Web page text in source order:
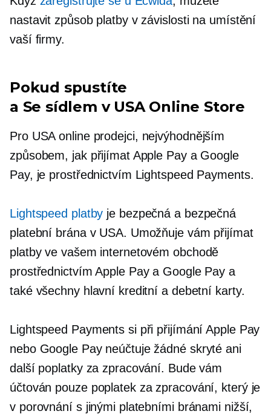
nastavit způsob platby v závislosti na umístění
vaší firmy.
Pokud spustíte
a Se sídlem v USAOnline Store
Pro USAonline prodejci, nejvýhodnějším
způsobem, jak přijímat Apple Pay a Google
Pay, je prostřednictvím Lightspeed Payments.
Lightspeed platby je bezpečná a bezpečná
platební brána v USA. Umožňuje vám přijímat
platby ve vašem internetovém obchodě
prostřednictvím Apple Pay a Google Pay a
také všechny hlavní kreditní a debetní karty.
Lightspeed Payments si při přijímání Apple Pay
nebo Google Pay neúčtuje žádné skryté ani
další poplatky za zpracování. Bude vám
účtován pouze poplatek za zpracování, který je
v porovnání s jinými platebními bránami nižší,